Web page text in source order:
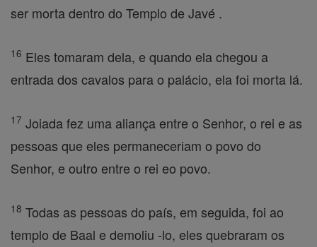
ser morta dentro do Templo de Javé .
16 Eles tomaram dela, e quando ela chegou a
entrada dos cavalos para o palácio, ela foi morta lá.
17 Joiada fez uma aliança entre o Senhor, o rei e as
pessoas que eles permaneceriam o povo do
Senhor, e outro entre o rei eo povo.
18 Todas as pessoas do país, em seguida, foi ao
templo de Baal e demoliu -lo, eles quebraram os